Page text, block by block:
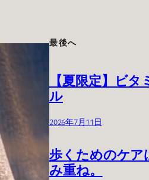
最後へ
【夏限定】ビ
ル
2026年7月11日
歩くためのケア
み重ね。